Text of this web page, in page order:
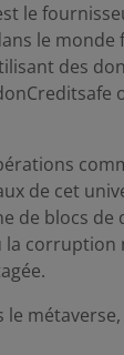
le
le monde
des
de cet
de blocs de
la corruption
métaverse,